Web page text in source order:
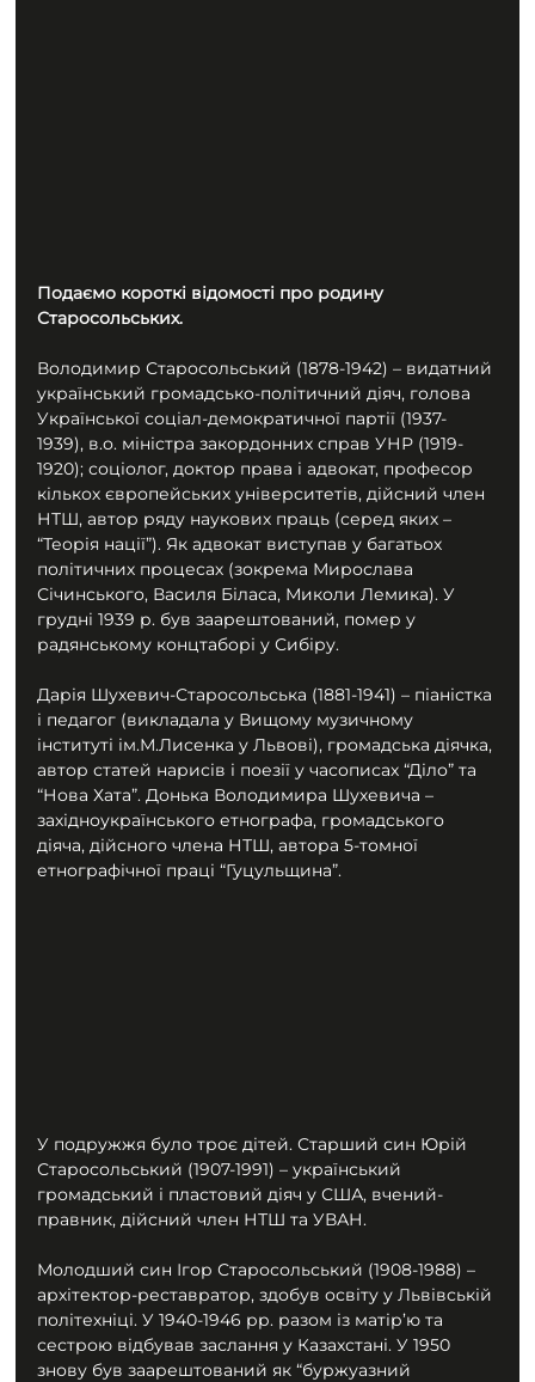
Подаємо короткі відомості про родину
Старосольських.
Володимир Старосольський (1878-1942) – видатний
український громадсько-політичний діяч, голова
Української соціал-демократичної партії (1937-
1939), в.о. міністра закордонних справ УНР (1919-
1920); соціолог, доктор права і адвокат, професор
кількох європейських університетів, дійсний член
НТШ, автор ряду наукових праць (серед яких –
“Теорія нації”). Як адвокат виступав у багатьох
політичних процесах (зокрема Мирослава
Січинського, Василя Біласа, Миколи Лемика). У
грудні 1939 р. був заарештований, помер у
радянському концтаборі у Сибіру.
Дарія Шухевич-Старосольська (1881-1941) – піаністка
і педагог (викладала у Вищому музичному
інституті ім.М.Лисенка у Львові), громадська діячка,
автор статей нарисів і поезії у часописах “Діло” та
“Нова Хата”. Донька Володимира Шухевича –
західноукраїнського етнографа, громадського
діяча, дійсного члена НТШ, автора 5-томної
етнографічної праці “Гуцульщина”.
У подружжя було троє дітей. Старший син Юрій
Старосольський (1907-1991) – український
громадський і пластовий діяч у США, вчений-
правник, дійсний член НТШ та УВАН.
Молодший син Ігор Старосольський (1908-1988) –
архітектор-реставратор, здобув освіту у Львівській
політехніці. У 1940-1946 рр. разом із матір’ю та
сестрою відбував заслання у Казахстані. У 1950
знову був заарештований як “буржуазний